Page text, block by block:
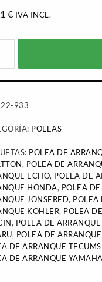
€ IVA INCL.
22-933
POLEAS
POLEA DE
, POLEA DE
ECHO, POLEA DE
HONDA, POLEA
JONSERED, POLEA
KOHLER, POLEA
, POLEA DE
, POLEA DE
DE ARRANQUE
DE ARRANQUE YAMAHA